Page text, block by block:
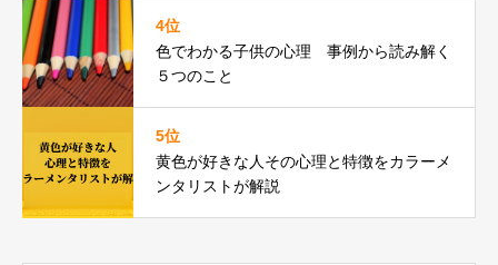
4位
色でわかる子供の心理 事例から読み解く
５つのこと
5位
黄色が好きな人その心理と特徴をカラーメ
ンタリストが解説